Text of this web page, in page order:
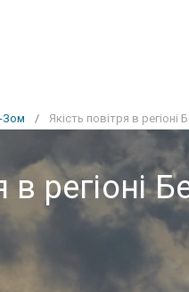
Зом / Якість повітря в регіоні
в регіоні